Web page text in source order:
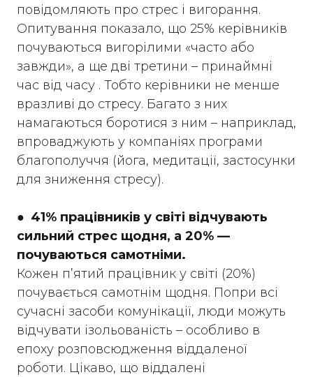
повідомляють про стрес і вигорання.
Опитування показало, що 25% керівників
почуваються вигорілими «часто або
завжди», а ще дві третини – принаймні
час від часу . Тобто керівники не менше
вразливі до стресу. Багато з них
намагаються боротися з ним – наприклад,
впроваджують у компаніях програми
благополуччя (йога, медитації, застосунки
для зниження стресу).
● 41% працівників у світі відчувають
сильний стрес щодня, а 20% —
почуваються самотніми.
Кожен п’ятий працівник у світі (20%)
почувається самотнім щодня. Попри всі
сучасні засоби комунікації, люди можуть
відчувати ізольованість – особливо в
епоху розповсюдження віддаленої
роботи. Цікаво, що віддалені